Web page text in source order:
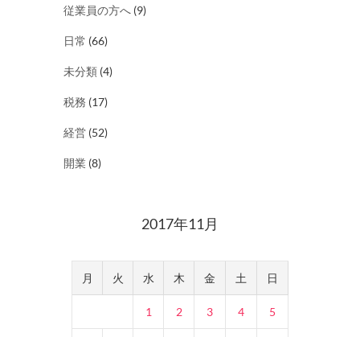
従業員の方へ (9)
日常 (66)
未分類 (4)
税務 (17)
経営 (52)
開業 (8)
2017年11月
月 火 水 木 金 土 日
1 2 3 4 5